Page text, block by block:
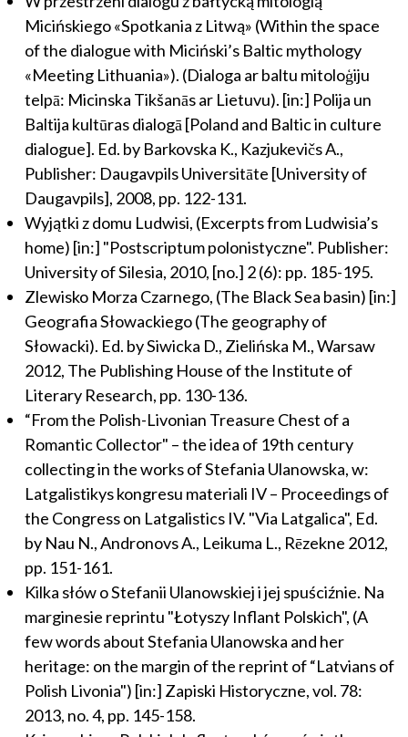
Micińskiego «Spotkania z Litwą» (Within the space
of the dialogue with Miciński’s Baltic mythology
«Meeting Lithuania»). (Dialoga ar baltu mitoloģiju
telpā: Micinska Tikšanās ar Lietuvu). [in:] Polija un
Baltija kultūras dialogā [Poland and Baltic in culture
dialogue]. Ed. by Barkovska K., Kazjukevičs A.,
Publisher: Daugavpils Universitāte [University of
Daugavpils], 2008, pp. 122-131.
Wyjątki z domu Ludwisi, (Excerpts from Ludwisia’s
home) [in:] "Postscriptum polonistyczne". Publisher:
University of Silesia, 2010, [no.] 2 (6): pp. 185-195.
Zlewisko Morza Czarnego, (The Black Sea basin) [in:]
Geografia Słowackiego (The geography of
Słowacki). Ed. by Siwicka D., Zielińska M., Warsaw
2012, The Publishing House of the Institute of
Literary Research, pp. 130-136.
“From the Polish-Livonian Treasure Chest of a
Romantic Collector" – the idea of 19th century
collecting in the works of Stefania Ulanowska, w:
Latgalistikys kongresu materiali IV – Proceedings of
the Congress on Latgalistics IV. "Via Latgalica", Ed.
by Nau N., Andronovs A., Leikuma L., Rēzekne 2012,
pp. 151-161.
Kilka słów o Stefanii Ulanowskiej i jej spuściźnie. Na
marginesie reprintu "Łotyszy Inflant Polskich", (A
few words about Stefania Ulanowska and her
heritage: on the margin of the reprint of “Latvians of
Polish Livonia") [in:] Zapiski Historyczne, vol. 78:
2013, no. 4, pp. 145-158.